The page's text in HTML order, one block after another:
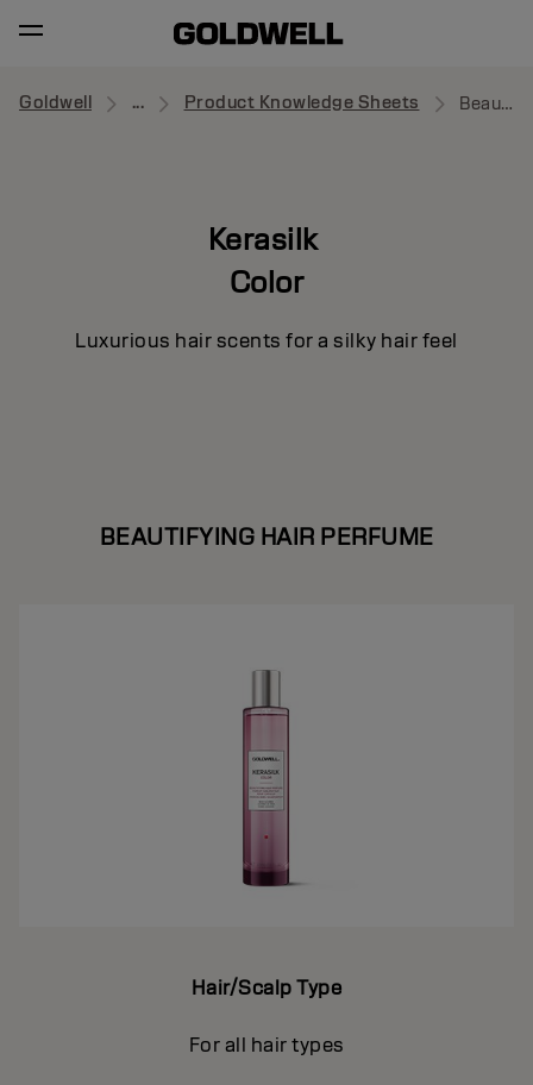
Goldwell ... Product Knowledge Sheets Beautifying Hair Perfume
Kerasilk
Color
Luxurious hair scents for a silky hair feel
BEAUTIFYING HAIR PERFUME
Hair/Scalp Type
For all hair types